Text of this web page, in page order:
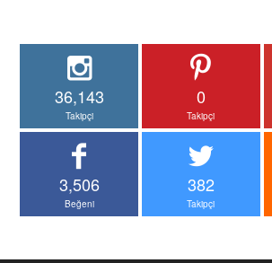
36,143
Takipçi
0
Takipçi
3,506
Beğeni
382
Takipçi